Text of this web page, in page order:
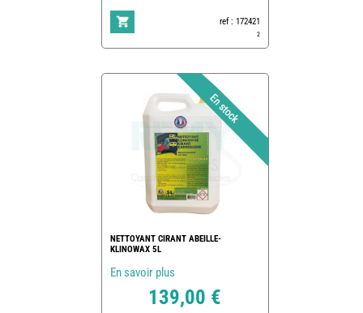
ref : 172421
2
NETTOYANT CIRANT ABEILLE-
KLINOWAX 5L
En savoir plus
139,00 €